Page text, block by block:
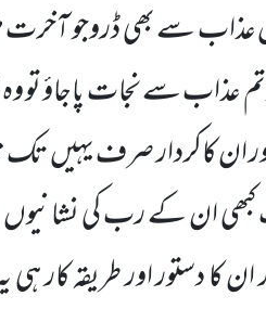
عذاب سے بھی ڈروجو آخرت
عذاب سے نجات پاجاؤ تو
ان کاکردار صرف یہیںتک
ان کے رب کی نشانیوں
ان کا دستور اور طریقہ کار